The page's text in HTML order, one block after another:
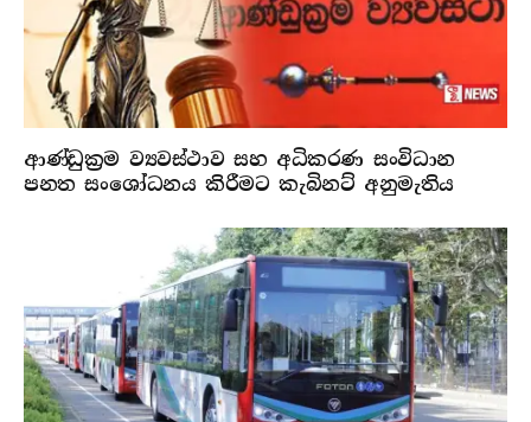
ආණ්ඩුක්‍රම ව්‍යවස්ථාව සහ අධිකරණ සංවිධාන
පනත සංශෝධනය කිරීමට කැබිනට් අනුමැතිය